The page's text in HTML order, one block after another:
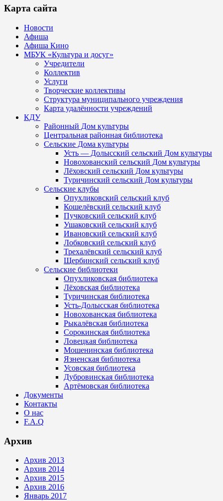
Карта сайта
Новости
Афиша
Афиша Кино
МБУК «Культура и досуг»
Учредители
Коллектив
Услуги
Творческие коллективы
Структура муниципального учреждения
Карта удалённости учреждений
КДУ
Районный Дом культуры
Центральная районная библиотека
Сельские Дома культуры
Усть — Долысский сельский Дом культуры
Новохованский сельский Дом культуры
Лёховский сельский Дом культуры
Туричинский сельский Дом культуры
Сельские клубы
Опухликовский сельский клуб
Кошелёвский сельский клуб
Пучковский сельский клуб
Ушаковский сельский клуб
Ивановский сельский клуб
Лобковский сельский клуб
Трехалёвский сельский клуб
Щербинский сельский клуб
Сельские библиотеки
Опухликовская библиотека
Лёховская библиотека
Туричинская библиотека
Усть-Долысская библиотека
Новохованская библиотека
Рыкалёвская библиотека
Сорокинская библиотека
Ловецкая библиотека
Мошенинская библиотека
Язненская библиотека
Усовская библиотека
Дубровинская библиотека
Артёмовская библиотека
Документы
Контакты
О нас
F.A.Q
Архив
Архив 2013
Архив 2014
Архив 2015
Архив 2016
Январь 2017